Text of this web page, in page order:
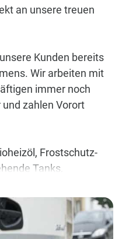
an unsere treuen
Kunden bereits
Wir arbeiten mit
immer noch
zahlen Vorort
Frostschutz-
Tanks,
sowie DIESEL &
und
Sie regelmäßig über